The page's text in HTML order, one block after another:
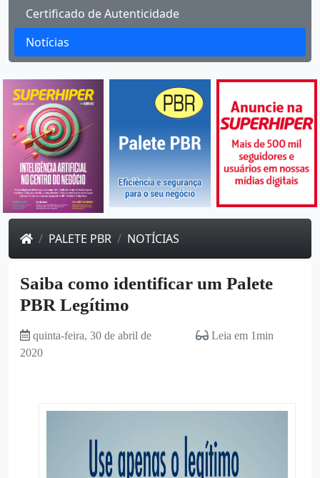
Certificado de Autenticidade
Notícias
PALETE PBR NOTÍCIAS
Saiba como identificar um Palete
PBR Legítimo
quinta-feira, 30 de abril de
2020
Leia em 1min